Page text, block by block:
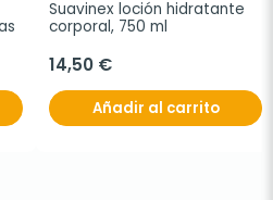
Suavinex loción hidratante
corporal, 750 ml
14,50 €
Añadir al carrito